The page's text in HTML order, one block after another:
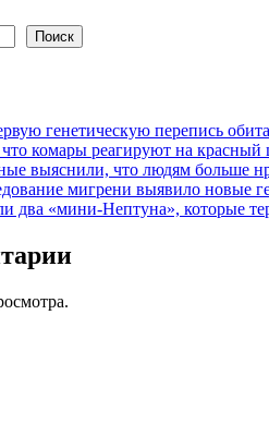
Поиск
генетическую перепись
комары реагируют на красный
выяснили, что людям больше
мигрени выявило новые
два «мини-Нептуна», которые